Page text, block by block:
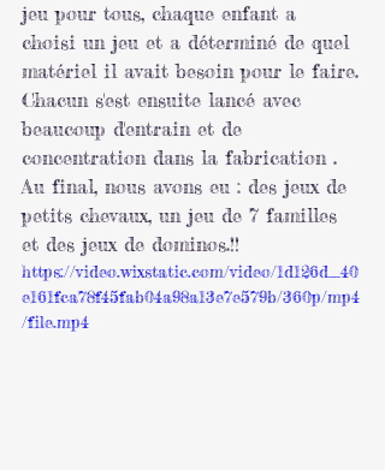
jeu pour tous, chaque enfant a
choisi un jeu et a déterminé de quel
matériel il avait besoin pour le faire.
Chacun s'est ensuite lancé avec
beaucoup d'entrain et de
concentration dans la fabrication .
Au final, nous avons eu : des jeux de
petits chevaux, un jeu de 7 familles
et des jeux de dominos.!!
https://video.wixstatic.com/video/1d126d_40
e161fca78f45fab04a98a13e7e579b/360p/mp4
/file.mp4